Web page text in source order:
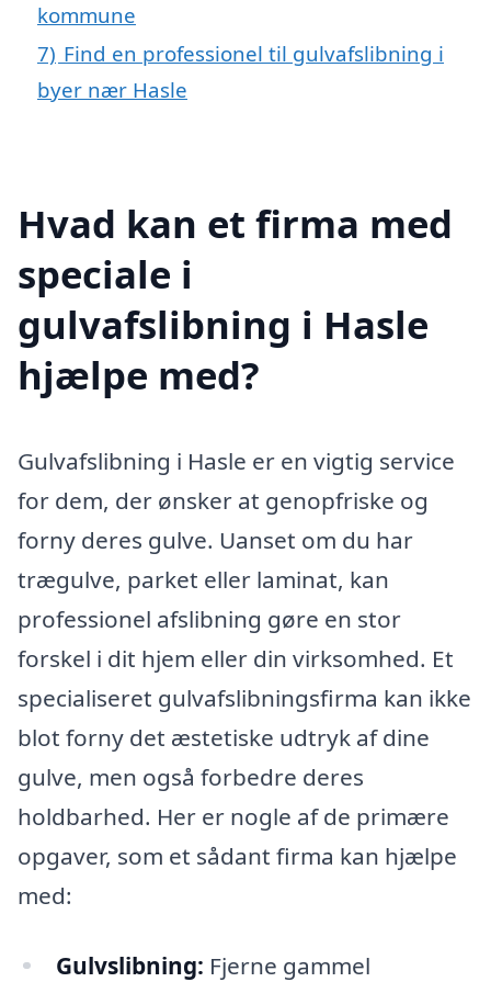
kommune
7) Find en professionel til gulvafslibning i
byer nær Hasle
Hvad kan et firma med
speciale i
gulvafslibning i Hasle
hjælpe med?
Gulvafslibning i Hasle er en vigtig service
for dem, der ønsker at genopfriske og
forny deres gulve. Uanset om du har
trægulve, parket eller laminat, kan
professionel afslibning gøre en stor
forskel i dit hjem eller din virksomhed. Et
specialiseret gulvafslibningsfirma kan ikke
blot forny det æstetiske udtryk af dine
gulve, men også forbedre deres
holdbarhed. Her er nogle af de primære
opgaver, som et sådant firma kan hjælpe
med:
Gulvslibning: Fjerne gammel